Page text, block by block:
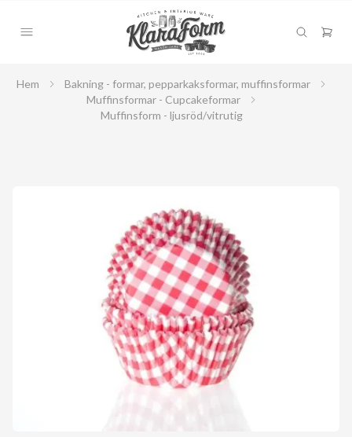
Hem
Bakning - formar, pepparkaksformar, muffinsformar
Muffinsformar - Cupcakeformar
Muffinsform - ljusröd/vitrutig